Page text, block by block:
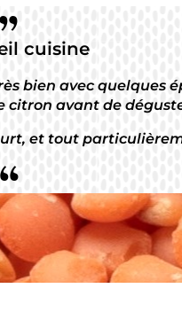
cuisine
bien avec quelques
avant de
et tout